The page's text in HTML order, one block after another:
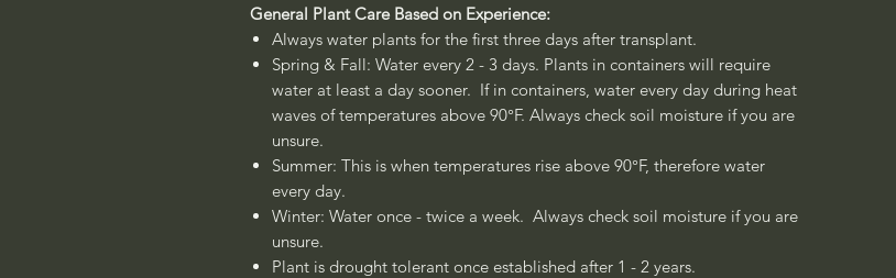
General Plant Care Based on Experience:
Always water plants for the first three days after transplant.
Spring & Fall: Water every 2 - 3 days. Plants in containers will require
water at least a day sooner. If in containers, water every day during heat
waves of temperatures above 90°F. Always check soil moisture if you are
unsure.
Summer: This is when temperatures rise above 90°F, therefore water
every day.
Winter: Water once - twice a week. Always check soil moisture if you are
unsure.
Plant is drought tolerant once established after 1 - 2 years.